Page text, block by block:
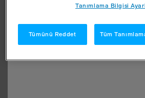
Tanımlama Bilgisi
Tümünü Reddet Tüm